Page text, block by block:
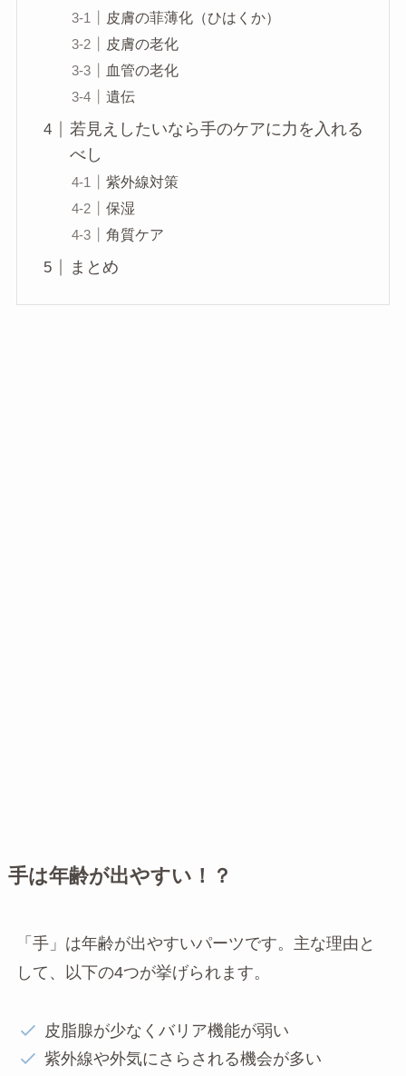
皮膚の菲薄化（ひはくか）
皮膚の老化
血管の老化
遺伝
若見えしたいなら手のケアに力を入れる
べし
紫外線対策
保湿
角質ケア
まとめ
手は年齢が出やすい！？
「手」は年齢が出やすいパーツです。主な理由と
して、以下の4つが挙げられます。
皮脂腺が少なくバリア機能が弱い
紫外線や外気にさらされる機会が多い